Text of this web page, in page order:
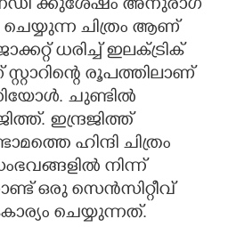
ക്കുശേഷം അനുരാഗ്
ചിത്രം ആണ്
ധരിച്ച് ഇലക്ട്രിക്
സ്റ്റാറിന്റെ രൂപത്തിലാണ്
ചുണ്ടിൽ
ഇന്ദ്രജിത്ത്
ഹിന്ദി ചിത്രം
നിന്ന്
ഒരു സെൻസിറ്റീവ്
ചെയ്യുന്നത്.